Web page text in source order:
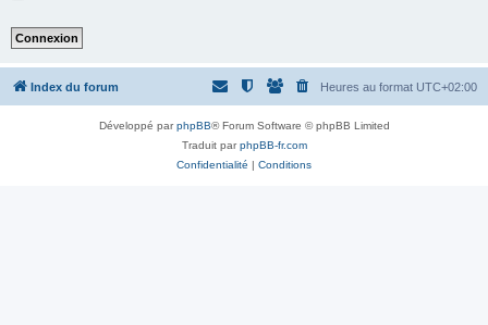
Index du forum Heures au format UTC+02:00
Développé parphpBB® Forum Software © phpBB Limited
Traduit parphpBB-fr.com
Confidentialité | Conditions